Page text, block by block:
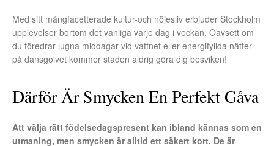
Med sitt mångfacetterade kultur-och nöjesliv erbjuder Stockholm
upplevelser bortom det vanliga varje dag i veckan. Oavsett om
du föredrar lugna middagar vid vattnet eller energifyllda nätter
på dansgolvet kommer staden aldrig göra dig besviken!
Därför Är Smycken En Perfekt Gåva
Att välja rätt födelsedagspresent kan ibland kännas som en
utmaning, men smycken är alltid ett säkert kort. De är